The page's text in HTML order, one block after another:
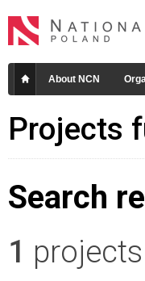
About NCN
Projects
Search
1